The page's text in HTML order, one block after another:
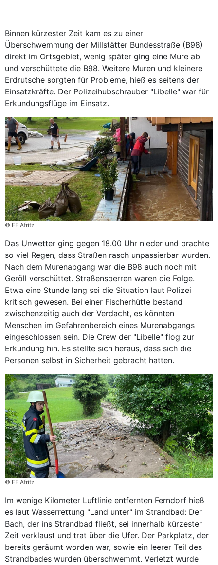
Binnen kürzester Zeit kam es zu einer
Überschwemmung der Millstätter Bundesstraße (B98)
direkt im Ortsgebiet, wenig später ging eine Mure ab
und verschüttete die B98. Weitere Muren und kleinere
Erdrutsche sorgten für Probleme, hieß es seitens der
Einsatzkräfte. Der Polizeihubschrauber "Libelle" war für
Erkundungsflüge im Einsatz.
© FF Afritz
Das Unwetter ging gegen 18.00 Uhr nieder und brachte
so viel Regen, dass Straßen rasch unpassierbar wurden.
Nach dem Murenabgang war die B98 auch noch mit
Geröll verschüttet. Straßensperren waren die Folge.
Etwa eine Stunde lang sei die Situation laut Polizei
kritisch gewesen. Bei einer Fischerhütte bestand
zwischenzeitig auch der Verdacht, es könnten
Menschen im Gefahrenbereich eines Murenabgangs
eingeschlossen sein. Die Crew der "Libelle" flog zur
Erkundung hin. Es stellte sich heraus, dass sich die
Personen selbst in Sicherheit gebracht hatten.
© FF Afritz
Im wenige Kilometer Luftlinie entfernten Ferndorf hieß
es laut Wasserrettung "Land unter" im Strandbad: Der
Bach, der ins Strandbad fließt, sei innerhalb kürzester
Zeit verklaust und trat über die Ufer. Der Parkplatz, der
bereits geräumt worden war, sowie ein leerer Teil des
Strandbades wurden überschwemmt. Verletzt wurde